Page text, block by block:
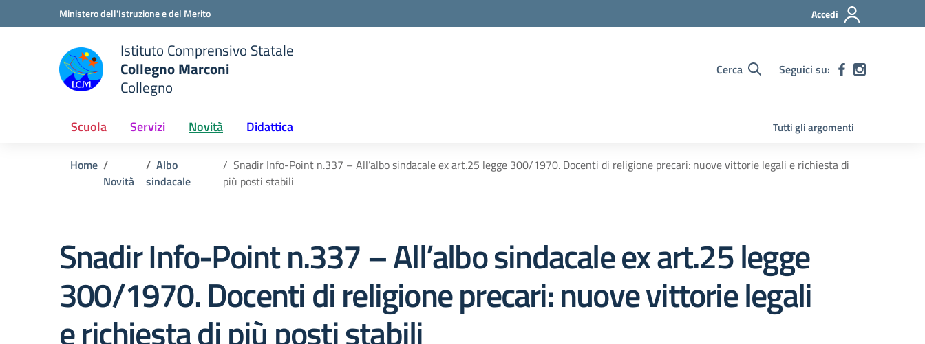
Vai ai contenuti
Vai al menu di navigazioneMinistero dell'Istruzione e del Merito Accedi
Istituto Comprensivo Statale
Collegno Marconi
Collegno
Cerca Seguici su:
Scuola Servizi Novità Didattica Tutti gli argomenti
Home
Novità
Albo
sindacale
Snadir Info-Point n.337 – All’albo sindacale ex art.25 legge 300/1970. Docenti di religione precari: nuove vittorie legali e richiesta di
più posti stabili
Snadir Info-Point n.337 – All’albo sindacale ex art.25 legge
300/1970. Docenti di religione precari: nuove vittorie legali
e richiesta di più posti stabili